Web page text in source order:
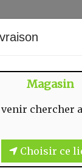
VENTES DU
Magasin
chercher
Choisir ce